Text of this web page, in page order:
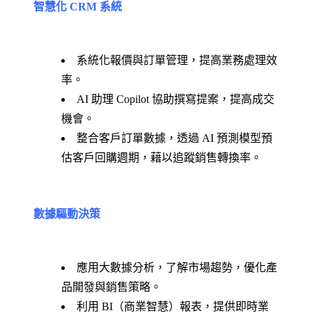
智慧化 CRM 系統
系統化報價與訂單管理，提高業務處理效
率。
AI 助理 Copilot 協助撰寫提案，提高成交
機會。
整合客戶訂單數據，透過 AI 預測模型預
估客戶回購週期，藉以追蹤銷售轉換率。
數據驅動決策
應用大數據分析，了解市場趨勢，優化產
品開發與銷售策略。
利用 BI（商業智慧）報表，提供即時業